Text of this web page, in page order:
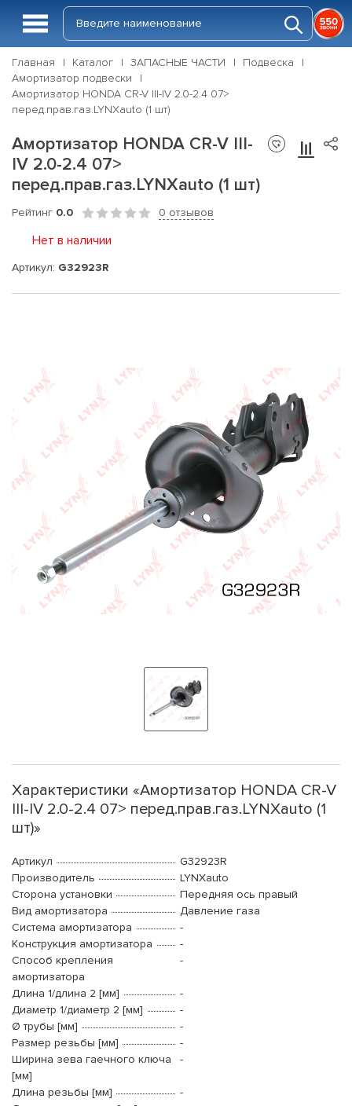
Главная Каталог ЗАПАСНЫЕ ЧАСТИ
Подвеска
Амортизатор подвески
Амортизатор HONDA CR-V III-IV 2.0-2.4 07>
перед.прав.газ.LYNXauto (1 шт)
Амортизатор HONDA CR-V III-
IV 2.0-2.4 07>
перед.прав.газ.LYNXauto (1 шт)
Рейтинг 0.0 0 отзывов
Нет в наличии
Артикул: G32923R
Характеристики «Амортизатор HONDA CR-V
III-IV 2.0-2.4 07> перед.прав.газ.LYNXauto (1
шт)»
Артикул
G32923R
Производитель
LYNXauto
Сторона установки
Передняя ось правый
Вид амортизатора
Давление газа
Система амортизатора
-
Конструкция амортизатора
-
Способ крепления
амортизатора
-
Длина 1/длина 2 [мм]
-
Диаметр 1/диаметр 2 [мм]
-
Ø трубы [мм]
-
Размер резьбы [мм]
-
Ширина зева гаечного ключа
[мм]
-
Длина резьбы [мм]
-